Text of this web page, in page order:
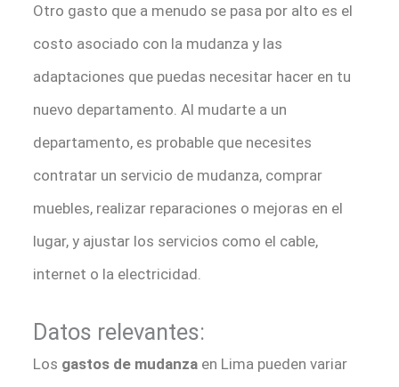
Otro gasto que a menudo se pasa por alto es el
costo asociado con la mudanza y las
adaptaciones que puedas necesitar hacer en tu
nuevo departamento. Al mudarte a un
departamento, es probable que necesites
contratar un servicio de mudanza, comprar
muebles, realizar reparaciones o mejoras en el
lugar, y ajustar los servicios como el cable,
internet o la electricidad.
Datos relevantes:
Los gastos de mudanzaen Lima pueden variar